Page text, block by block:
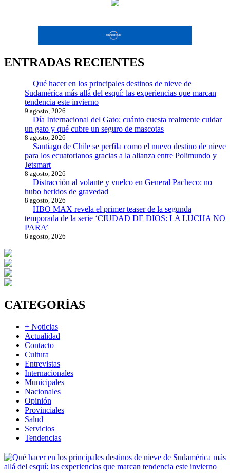
ENTRADAS RECIENTES
Qué hacer en los principales destinos de nieve de
Sudamérica más allá del esquí: las experiencias que marcan
tendencia este invierno
9 agosto, 2026
Día Internacional del Gato: cuánto cuesta realmente cuidar
un gato y qué cubre un seguro de mascotas
8 agosto, 2026
Santiago de Chile se perfila como el nuevo destino de nieve
para los ecuatorianos gracias a la alianza entre Polimundo y
Jetsmart
8 agosto, 2026
Distracción al volante y vuelco en General Pacheco: no
hubo heridos de gravedad
8 agosto, 2026
HBO MAX revela el primer teaser de la segunda
temporada de la serie ‘CIUDAD DE DIOS: LA LUCHA NO
PARA’
8 agosto, 2026
CATEGORÍAS
+ Noticias
Actualidad
Contacto
Cultura
Entrevistas
Internacionales
Municipales
Nacionales
Opinión
Provinciales
Salud
Servicios
Tendencias